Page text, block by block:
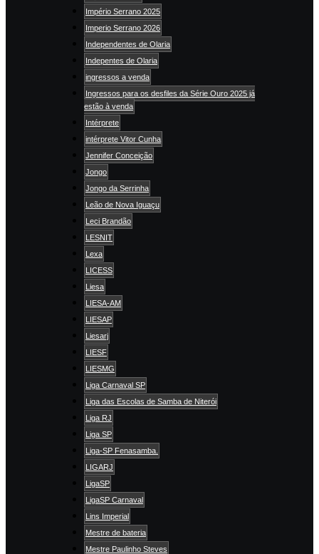
Império Serrano 2025
Imperio Serrano 2026
Independentes de Olaria
Indepentes de Olaria
ingressos a venda
Ingressos para os desfiles da Série Ouro 2025 já
estão à venda
Intérprete
intérprete Vitor Cunha
Jennifer Conceição
Jongo
Jongo da Serrinha
Leão de Nova Iguaçu
Leci Brandão
LESNIT
Lexa
LICESS
Liesa
LIESA-AM
LIESAP
Liesarj
LIESF
LIESMG
Liga Carnaval SP
Liga das Escolas de Samba de Niterói
Liga RJ
Liga SP
Liga-SP Fenasamba.
LIGARJ
LigaSP
LigaSP Carnaval
Lins Imperial
Mestre de bateria
Mestre Paulinho Steves